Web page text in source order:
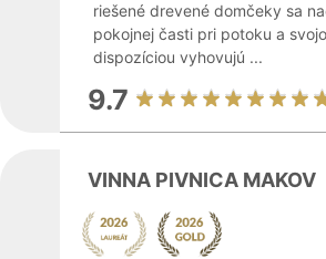
riešené drevené domčeky sa
pokojnej časti pri potoku a
dispozíciou vyhovujú ...
9.7
VINNA PIVNICA MAKOV